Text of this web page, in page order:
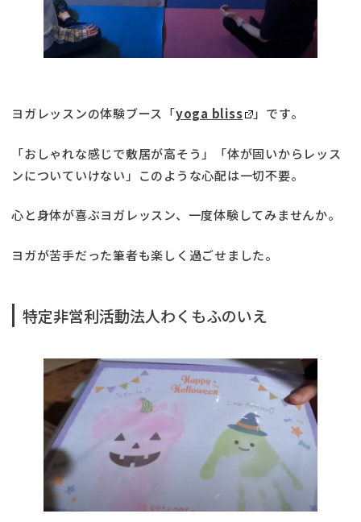
ヨガレッスンの体験ブース「yoga bliss 」です。
「おしゃれな感じで敷居が高そう」「体が固いからレッス
ンについていけない」このような心配は一切不要。
心と身体が喜ぶヨガレッスン、一度体験してみませんか。
ヨガが苦手だった筆者も楽しく過ごせました。
特定非営利活動法人わくもふのいえ